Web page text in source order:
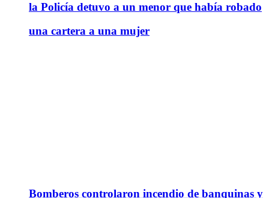
la Policía detuvo a un menor que había robado
una cartera a una mujer
Bomberos controlaron incendio de banquinas y